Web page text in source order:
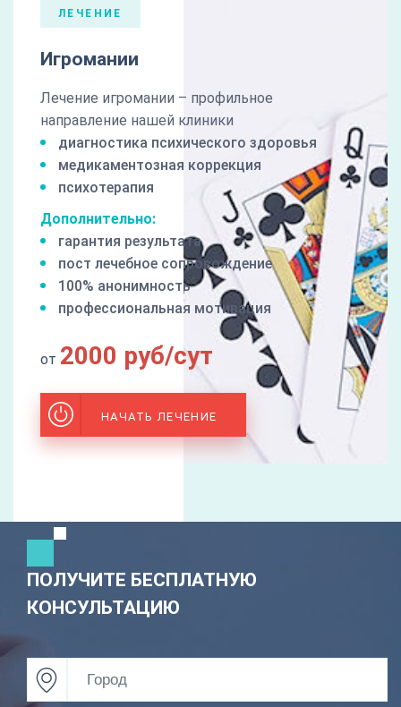
ЛЕЧЕНИЕ
Игромании
Лечение игромании – профильное
направление нашей клиники
диагностика психического здоровья
медикаментозная коррекция
психотерапия
Дополнительно:
гарантия результата
пост лечебное сопровождение
100% анонимность
профессиональная мотивация
от 2000 руб/сут
НАЧАТЬ ЛЕЧЕНИЕ
ПОЛУЧИТЕ БЕСПЛАТНУЮ
КОНСУЛЬТАЦИЮ